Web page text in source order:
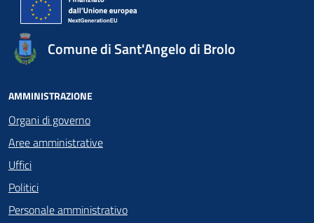
Comune di Sant'Angelo di Brolo
AMMINISTRAZIONE
Organi di governo
Aree amministrative
Uffici
Politici
Personale amministrativo